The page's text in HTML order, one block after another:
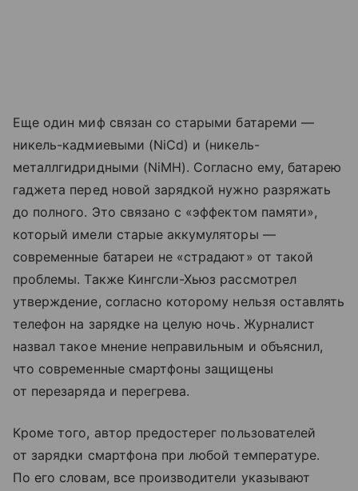
Еще один миф связан со старыми батареми —
никель-кадмиевыми (NiCd) и (никель-
металлгидридными (NiMH). Согласно ему, батарею
гаджета перед новой зарядкой нужно разряжать
до полного. Это связано с «эффектом памяти»,
который имели старые аккумуляторы —
современные батареи не «страдают» от такой
проблемы. Также Кингсли-Хьюз рассмотрел
утверждение, согласно которому нельзя оставлять
телефон на зарядке на целую ночь. Журналист
назвал такое мнение неправильным и объяснил,
что современные смартфоны защищены
от перезаряда и перегрева.
Кроме того, автор предостерег пользователей
от зарядки смартфона при любой температуре.
По его словам, все производители указывают